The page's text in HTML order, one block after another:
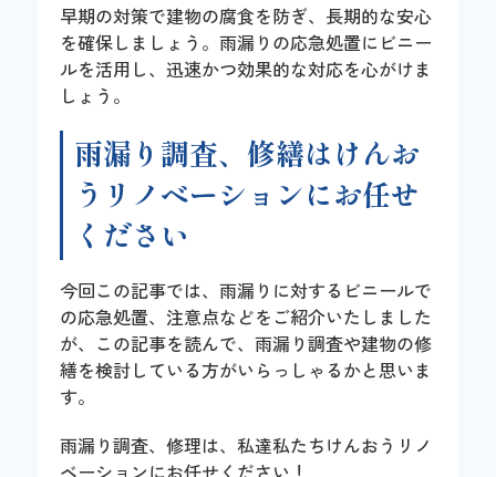
早期の対策で建物の腐食を防ぎ、長期的な安心
を確保しましょう。雨漏りの応急処置にビニー
ルを活用し、迅速かつ効果的な対応を心がけま
しょう。
雨漏り調査、修繕はけんお
うリノベーションにお任せ
ください
今回この記事では、雨漏りに対するビニールで
の応急処置、注意点などをご紹介いたしました
が、この記事を読んで、雨漏り調査や建物の修
繕を検討している方がいらっしゃるかと思いま
す。
雨漏り調査、修理は、私達私たちけんおうリノ
ベーションにお任せください！